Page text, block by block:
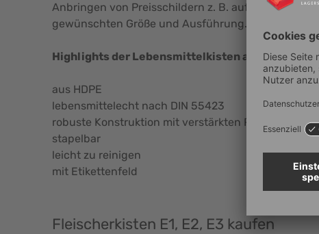
Anbringen von Preisschildern z. B. auf dem
gewünschten Größe und Ausführung.
Highlights der Lebensmittelkisten auf einen
aus HDPE
lebensmittelecht nach DIN 55423
robuste Konstruktion mit verstärkten Rippen
stapelbar
leicht zu reinigen
mit Etikettenfeld
Fleischerkisten E1, E2, E3 kaufen